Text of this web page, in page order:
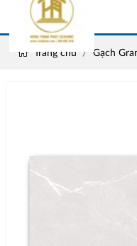
Trang chủ Gạch